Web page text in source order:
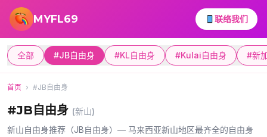
跳转到主要内容
MYFL69 联络我们
全部 #JB自由身 #KL自由身 #Kulai自由身 #新
首页 › #JB自由身
#JB自由身 (新山)
新山自由身推荐（JB自由身）— 马来西亚新山地区最齐全的自由身